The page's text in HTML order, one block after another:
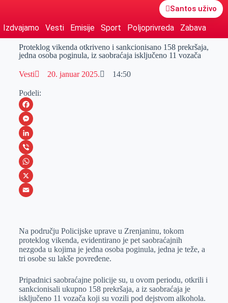
Santos uživo
Izdvajamo Vesti Emisije Sport Poljoprivreda Zabava
Proteklog vikenda otkriveno i sankcionisano 158 prekršaja,
jedna osoba poginula, iz saobraćaja isključeno 11 vozača
Vesti 20. januar 2025. 14:50
Podeli:
F
a
c
e
b
o
M
e
s
s
e
e
r
L
i
n
k
I
n
V
i
b
W
h
s
A
p
p
X
a
i
l
Na području Policijske uprave u Zrenjaninu, tokom
proteklog vikenda, evidentirano je pet saobraćajnih
nezgoda u kojima je jedna osoba poginula, jedna je teže, a
tri osobe su lakše povređene.
Pripadnici saobraćajne policije su, u ovom periodu, otkrili i
sankcionisali ukupno 158 prekršaja, a iz saobraćaja je
isključeno 11 vozača koji su vozili pod dejstvom alkohola.